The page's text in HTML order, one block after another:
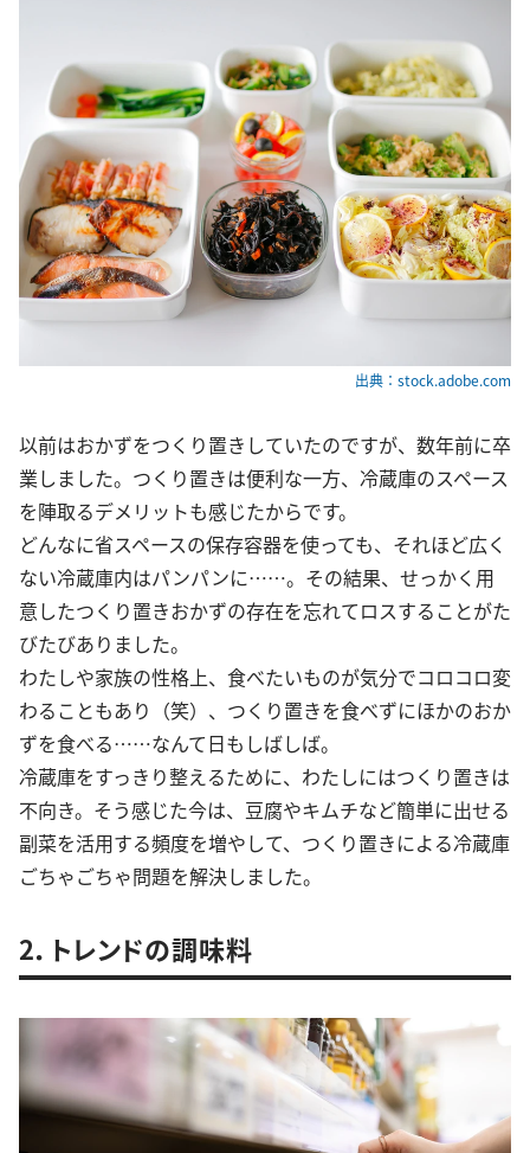
出典：stock.adobe.com
以前はおかずをつくり置きしていたのですが、数年前に卒
業しました。つくり置きは便利な一方、冷蔵庫のスペース
を陣取るデメリットも感じたからです。
どんなに省スペースの保存容器を使っても、それほど広く
ない冷蔵庫内はパンパンに……。その結果、せっかく用
意したつくり置きおかずの存在を忘れてロスすることがた
びたびありました。
わたしや家族の性格上、食べたいものが気分でコロコロ変
わることもあり（笑）、つくり置きを食べずにほかのおか
ずを食べる……なんて日もしばしば。
冷蔵庫をすっきり整えるために、わたしにはつくり置きは
不向き。そう感じた今は、豆腐やキムチなど簡単に出せる
副菜を活用する頻度を増やして、つくり置きによる冷蔵庫
ごちゃごちゃ問題を解決しました。
2．トレンドの調味料